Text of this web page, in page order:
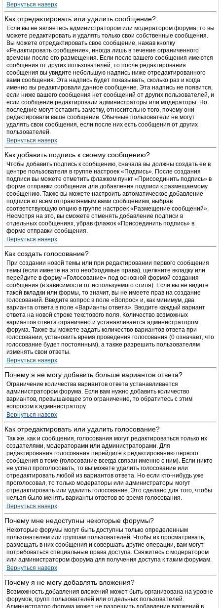
Вернуться наверх
Как отредактировать или удалить сообщение?
Если вы не являетесь администратором или модератором форума, то вы
можете редактировать и удалять только свои собственные сообщения.
Вы можете отредактировать свое сообщение, нажав кнопку
«Редактировать сообщение», иногда лишь в течение ограниченного
времени после его размещения. Если после вашего сообщения имеются
сообщения от других пользователей, то после редактирования
сообщения вы увидите небольшую надпись ниже отредактированного
вами сообщения. Эта надпись будет показывать, сколько раз и когда
именно вы редактировали данное сообщение. Эта надпись не появится,
если ниже вашего сообщения нет сообщений от других пользователей, и
если сообщение редактировали администраторы или модераторы. Но
последние могут оставить заметку, относительно того, почему они
редактировали ваше сообщение. Обычные пользователи не могут
удалять свои сообщения, если после них есть сообщения от других
пользователей.
Вернуться наверх
Как добавить подпись к своему сообщению?
Чтобы добавить подпись к сообщению, сначала вы должны создать ее в
центре пользователя в группе настроек «Подпись». После создания
подписи вы можете отметить флажком пункт «Присоединить подпись» в
форме отправки сообщения для добавления подписи к размещаемому
сообщению. Также вы можете настроить автоматическое добавление
подписи ко всем отправляемым вами сообщениям, выбрав
соответствующую опцию в группе настроек «Размещение сообщений».
Несмотря на это, вы сможете отменять добавление подписи в
отдельных сообщениях, убрав флажок «Присоединить подпись» в
форме отправки сообщения.
Вернуться наверх
Как создать голосование?
При создании новой темы или при редактировании первого сообщения
темы (если имеете на это необходимые права), щелкните вкладку или
перейдите в форму «Голосование» под основной формой создания
сообщения (в зависимости от используемого стиля). Если вы не видите
такой вкладки или формы, то значит, вы не имеете прав на создание
голосований. Введите вопрос в поле «Вопрос» и, как минимум, два
варианта ответа в поле «Варианты ответа». Вводите каждый вариант
ответа на новой строке текстового поля. Количество возможных
вариантов ответа ограничено и устанавливается администратором
форума. Также вы можете задать количество вариантов ответа при
голосовании, установить время проведения голосования (0 означает, что
голосование будет постоянным), а также разрешить пользователям
изменять свои ответы.
Вернуться наверх
Почему я не могу добавить больше вариантов ответа?
Ограничение количества вариантов ответа устанавливается
администратором форума. Если вам нужно добавить количество
вариантов, превышающее это ограничение, то обратитесь с этим
вопросом к администратору.
Вернуться наверх
Как отредактировать или удалить голосование?
Так же, как и сообщения, голосования могут редактироваться только их
создателями, модераторами или администраторами. Для
редактирования голосования перейдите к редактированию первого
сообщения в теме (голосование всегда связан именно с ним). Если никто
не успел проголосовать, то вы можете удалить голосование или
отредактировать любой из вариантов ответа. Но если кто-нибудь уже
проголосовал, то только модераторы или администраторы могут
отредактировать или удалить голосование. Это сделано для того, чтобы
нельзя было менять варианты ответов во время голосования.
Вернуться наверх
Почему мне недоступны некоторые форумы?
Некоторые форумы могут быть доступны только определенным
пользователям или группам пользователей. Чтобы их просматривать,
размещать в них сообщения и совершать другие операции, вам могут
потребоваться специальные права доступа. Свяжитесь с модератором
или администратором форума для получения доступа к таким форумам.
Вернуться наверх
Почему я не могу добавлять вложения?
Возможность добавления вложений может быть организована на уровне
форумов, групп пользователей или отдельных пользователей.
Администратор форума может не разрешить добавление вложений в